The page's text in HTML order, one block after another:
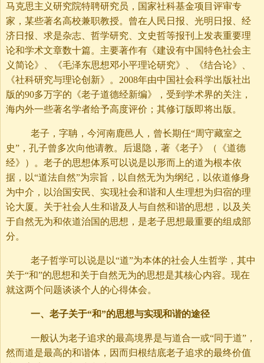
马克思主义研究院特聘研究员，国家社科基金项目评审专
家，某些著名高校兼职教授。曾在人民日报、光明日报、经
济日报、求是杂志、哲学研究、文史哲等报刊上发表重要理
论和学术文章数十篇。主要著作有《建设有中国特色社会主
义简论》、《毛泽东思想邓小平理论研究》、《结合论》、
《社科研究与理论创新》。2008年由中国社会科学出版社出
版的90多万字的《老子道德经新编》，受到学术界的关注，
海内外一些著名学者给予高度评价；其修订版即将出版。
老子，字聃，今河南鹿邑人，曾长期任“周守藏室之
史”，孔子曾多次向他请教。后退隐，著《老子》（《道德
经》）。老子的思想体系可以说是以形而上的道为根本依
据，以“道法自然”为宗旨，以自然无为为纲纪，以依道修身
为中介，以治国安民、实现社会和谐和人生理想为归宿的理
论大厦。关于社会人生和谐及人与自然和谐的思想，以及关
于自然无为和依道治国的思想，是老子思想最重要的组成部
分。
老子哲学可以说是以“道”为本体的社会人生哲学，其中
关于“和”的思想和关于自然无为的思想是其核心内容。现在
就这两个问题谈谈个人的心得体会。
一、老子关于“和”的思想与实现和谐的途径
一般认为老子追求的最高境界是与道合一或“同于道”，
然而道是最高的和谐体，因而归根结底老子追求的最终价值